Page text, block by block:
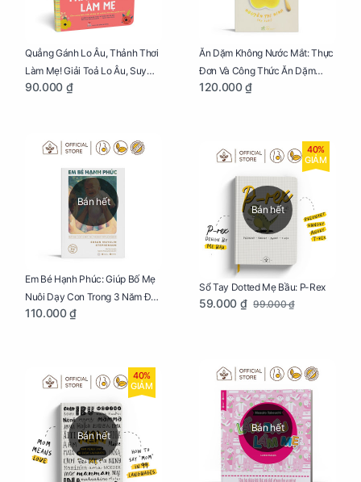
Quẳng Gánh Lo Âu, Thảnh Thơi
Làm Mẹ! Giải Toả Lo Âu, Suy
Nghĩ Tiêu Cực Cho Mẹ
90.000 ₫
Ăn Dặm Không Nước Mắt: Thực
Đơn Và Công Thức Ăn Dặm
Kiểu Nhật
120.000 ₫
Bán hết
Em Bé Hạnh Phúc: Giúp Bố Mẹ
Nuôi Dạy Con Trong 3 Năm Đầu
Đời
110.000 ₫
Bán hết
40%
GIẢM
Sổ Tay Dotted Mẹ Bầu: P-Rex
59.000 ₫ 99.000 ₫
Bán hết
40%
GIẢM
Bán hết